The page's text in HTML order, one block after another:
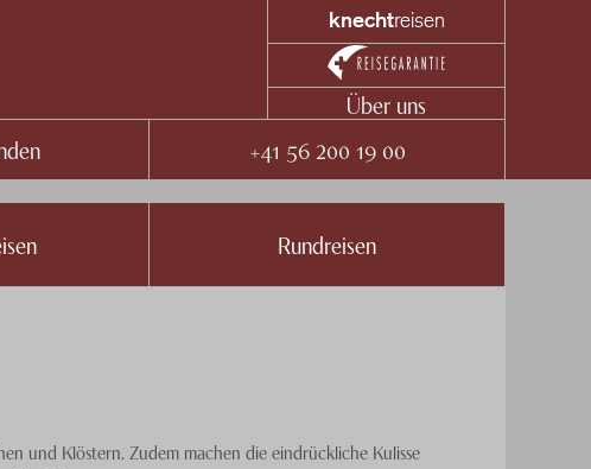
knechtreisen
Über uns
+41 56 200 19 00
Rundreisen
und Klöstern. Zudem machen die eindrückliche Kulisse